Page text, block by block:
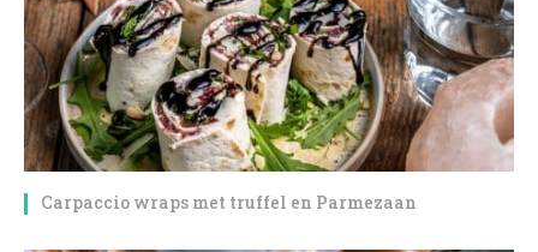
Carpaccio wraps met truffel en Parmezaan